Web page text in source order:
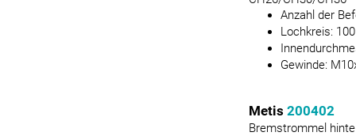
Anzahl der
Lochkreis: 100
Gewinde:
Metis 200402
Bremstrommel